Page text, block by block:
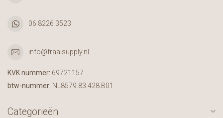
06 8226 3523
info@fraaisupply.nl
KVK nummer: 69721157
btw-nummer: NL8579.83.428.B01
Categorieën